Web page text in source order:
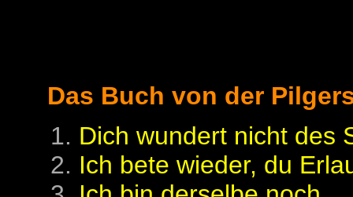
Das Buch von der
Dich wundert nicht des
Ich bete wieder, du